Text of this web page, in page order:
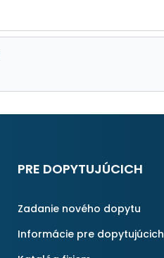
PRE DOPYTUJÚCICH
Zadanie nového dopytu
Informácie pre dopytujúcich